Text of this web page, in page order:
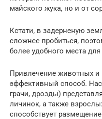
майского жука, но и от
Кстати, в задерненую
сложнее пробиться,
более удобного места
Привлечение животных
эффективный способ.
грачи, дрозды)
личинок, а также
способствует